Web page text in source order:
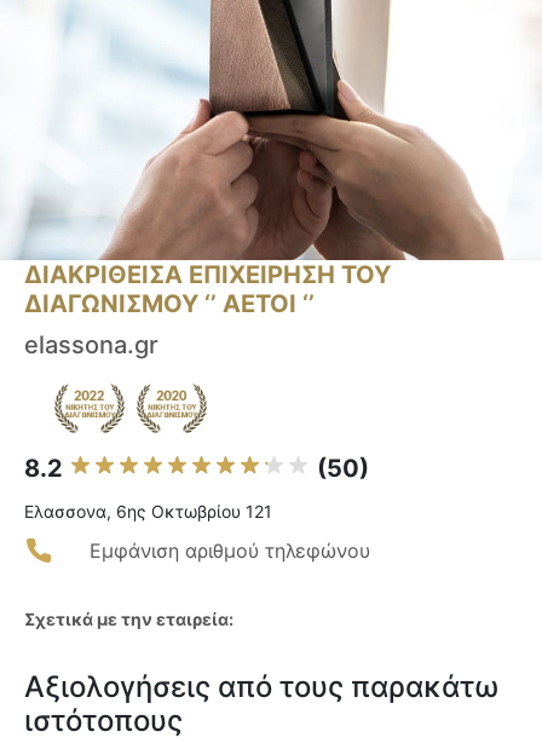
ΔΙΑΚΡΙΘΕΙΣΑ ΕΠΙΧΕΙΡΗΣΗ ΤΟΥ
ΔΙΑΓΩΝΙΣΜΟΥ ‘’ ΑΕΤΟΙ ‘’
elassona.gr
8.2 (50)
Ελασσονα, 6ης Οκτωβρίου 121
Εμφάνιση αριθμού τηλεφώνου
Σχετικά με την εταιρεία:
Αξιολογήσεις από τους παρακάτω
ιστότοπους